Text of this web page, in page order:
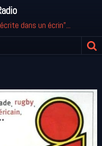
dans un écrin"...